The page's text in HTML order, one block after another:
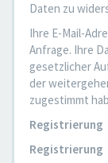
Daten zu
Ihre E-Mail-
Anfrage. Ihre
gesetzlicher
der
zugestimmt
Registrierung
Registrierung